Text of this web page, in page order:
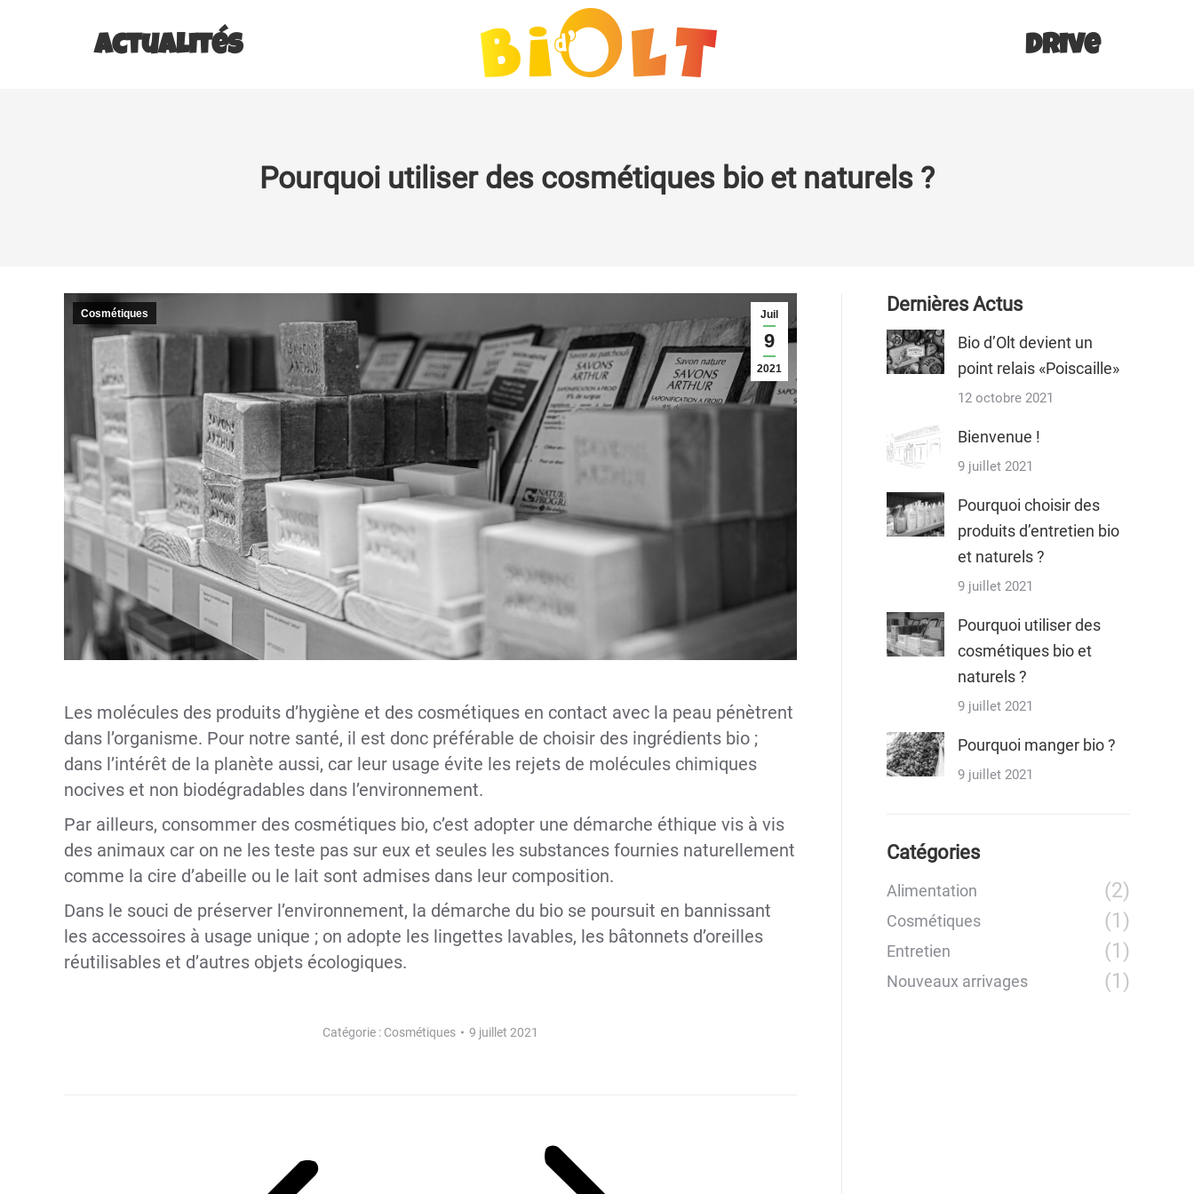
Actualités Drive
Pourquoi utiliser des cosmétiques bio et naturels ?
Juil
9
2021
Cosmétiques
Les molécules des produits d’hygiène et des cosmétiques en contact avec la peau pénètrent
dans l’organisme. Pour notre santé, il est donc préférable de choisir des ingrédients bio ;
dans l’intérêt de la planète aussi, car leur usage évite les rejets de molécules chimiques
nocives et non biodégradables dans l’environnement.
Par ailleurs, consommer des cosmétiques bio, c’est adopter une démarche éthique vis à vis
des animaux car on ne les teste pas sur eux et seules les substances fournies naturellement
comme la cire d’abeille ou le lait sont admises dans leur composition.
Dans le souci de préserver l’environnement, la démarche du bio se poursuit en bannissant
les accessoires à usage unique ; on adopte les lingettes lavables, les bâtonnets d’oreilles
réutilisables et d’autres objets écologiques.
Catégorie : Cosmétiques 9 juillet 2021
Dernières Actus
Bio d’Olt devient un
point relais «Poiscaille»
12 octobre 2021
Bienvenue !
9 juillet 2021
Pourquoi choisir des
produits d’entretien bio
et naturels ?
9 juillet 2021
Pourquoi utiliser des
cosmétiques bio et
naturels ?
9 juillet 2021
Pourquoi manger bio ?
9 juillet 2021
Catégories
Alimentation (2)
Cosmétiques (1)
Entretien (1)
Nouveaux arrivages (1)